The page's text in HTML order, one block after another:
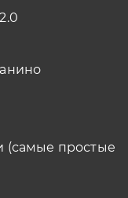
с
(самые простые